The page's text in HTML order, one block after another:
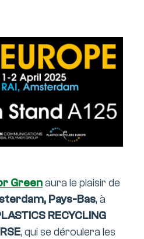
Greenaura le plaisir de
Pays-Bas, à
RECYCLING
, qui se déroulera les